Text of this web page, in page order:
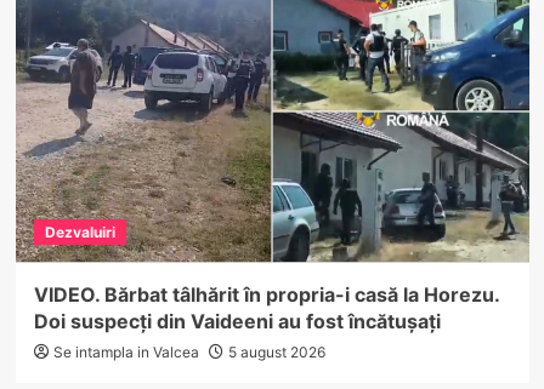
Dezvaluiri
VIDEO. Bărbat tâlhărit în propria-i casă la Horezu.
Doi suspecți din Vaideeni au fost încătușați
Se intampla in Valcea 5 august 2026